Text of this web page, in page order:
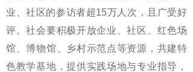
业、社区的参访者超15万人次，且广受好
评。社会要积极开放企业、社区、红色场
馆、博物馆、乡村示范点等资源，共建特
色教学基地，提供实践场地与专业指导，